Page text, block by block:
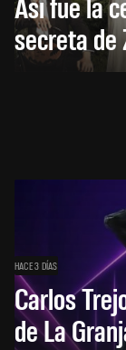
secreta de
HACE 3 DÍAS
Carlos
de La